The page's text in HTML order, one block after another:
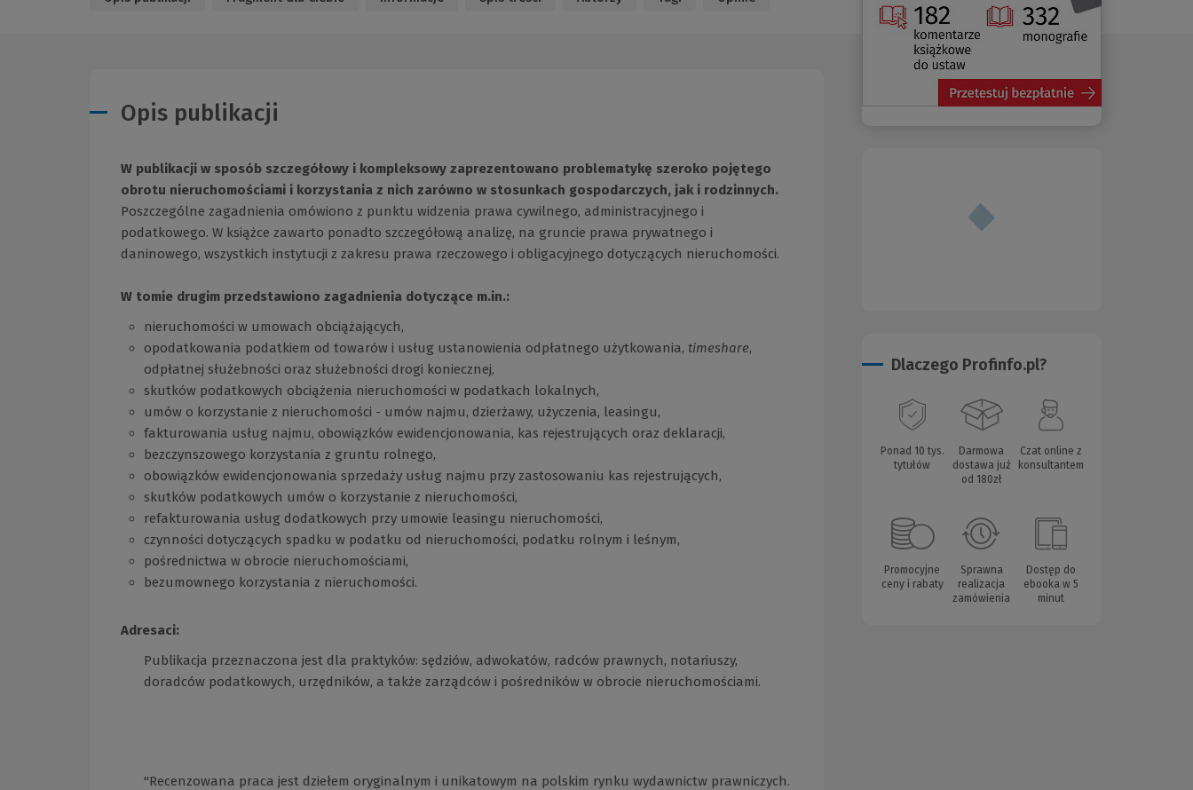
Opis publikacji
W publikacji w sposób szczegółowy i kompleksowy zaprezentowano problematykę szeroko pojętego
obrotu nieruchomościami i korzystania z nich zarówno w stosunkach gospodarczych, jak i rodzinnych.
Poszczególne zagadnienia omówiono z punktu widzenia prawa cywilnego, administracyjnego i
podatkowego. W książce zawarto ponadto szczegółową analizę, na gruncie prawa prywatnego i
daninowego, wszystkich instytucji z zakresu prawa rzeczowego i obligacyjnego dotyczących nieruchomości.
W tomie drugim przedstawiono zagadnienia dotyczące m.in.:
nieruchomości w umowach obciążających,
opodatkowania podatkiem od towarów i usług ustanowienia odpłatnego użytkowania,timeshare,
odpłatnej służebności oraz służebności drogi koniecznej,
skutków podatkowych obciążenia nieruchomości w podatkach lokalnych,
umów o korzystanie z nieruchomości - umów najmu, dzierżawy, użyczenia, leasingu,
fakturowania usług najmu, obowiązków ewidencjonowania, kas rejestrujących oraz deklaracji,
bezczynszowego korzystania z gruntu rolnego,
obowiązków ewidencjonowania sprzedaży usług najmu przy zastosowaniu kas rejestrujących,
skutków podatkowych umów o korzystanie z nieruchomości,
refakturowania usług dodatkowych przy umowie leasingu nieruchomości,
czynności dotyczących spadku w podatku od nieruchomości, podatku rolnym i leśnym,
pośrednictwa w obrocie nieruchomościami,
bezumownego korzystania z nieruchomości.
Adresaci:
Publikacja przeznaczona jest dla praktyków: sędziów, adwokatów, radców prawnych, notariuszy,
doradców podatkowych, urzędników, a także zarządców i pośredników w obrocie nieruchomościami.
"Recenzowana praca jest dziełem oryginalnym i unikatowym na polskim rynku wydawnictw prawniczych.
Dlaczego Profinfo.pl?
Ponad 10 tys.
tytułów
Darmowa
dostawa już
od 180zł
Czat online z
konsultantem
Promocyjne
ceny i rabaty
Sprawna
realizacja
zamówienia
Dostęp do
ebooka w 5
minut